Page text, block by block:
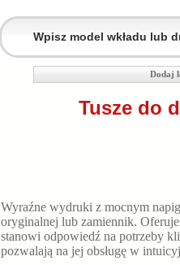
Dodaj
Tusze do
Wyraźne wydruki z mocnym
oryginalnej lub zamiennik.
stanowi odpowiedź na potrzeby
pozwalają na jej obsługę w